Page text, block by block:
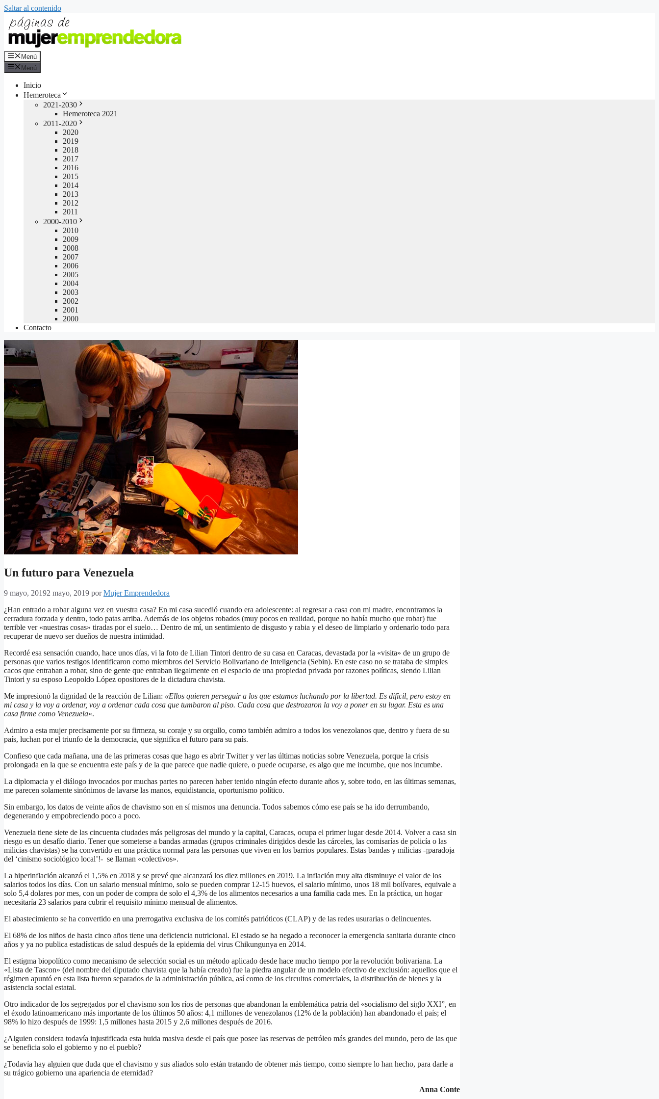
Saltar al contenido
Menú
Menú
Inicio
Hemeroteca
2021-2030
Hemeroteca 2021
2011-2020
2020
2019
2018
2017
2016
2015
2014
2013
2012
2011
2000-2010
2010
2009
2008
2007
2006
2005
2004
2003
2002
2001
2000
Contacto
Un futuro para Venezuela
9 mayo, 20192 mayo, 2019 porMujer Emprendedora
¿Han entrado a robar alguna vez en vuestra casa? En mi casa sucedió cuando era adolescente: al regresar a casa con mi madre, encontramos la
cerradura forzada y dentro, todo patas arriba. Además de los objetos robados (muy pocos en realidad, porque no había mucho que robar) fue
terrible ver «nuestras cosas» tiradas por el suelo… Dentro de mí, un sentimiento de disgusto y rabia y el deseo de limpiarlo y ordenarlo todo para
recuperar de nuevo ser dueños de nuestra intimidad.
Recordé esa sensación cuando, hace unos días, vi la foto de Lilian Tintori dentro de su casa en Caracas, devastada por la «visita» de un grupo de
personas que varios testigos identificaron como miembros del Servicio Bolivariano de Inteligencia (Sebin). En este caso no se trataba de simples
cacos que entraban a robar, sino de gente que entraban ilegalmente en el espacio de una propiedad privada por razones políticas, siendo Lilian
Tintori y su esposo Leopoldo López opositores de la dictadura chavista.
Me impresionó la dignidad de la reacción de Lilian: «Ellos quieren perseguir a los que estamos luchando por la libertad. Es difícil, pero estoy en
mi casa y la voy a ordenar, voy a ordenar cada cosa que tumbaron al piso. Cada cosa que destrozaron la voy a poner en su lugar. Esta es una
casa firme como Venezuela«.
Admiro a esta mujer precisamente por su firmeza, su coraje y su orgullo, como también admiro a todos los venezolanos que, dentro y fuera de su
país, luchan por el triunfo de la democracia, que significa el futuro para su país.
Confieso que cada mañana, una de las primeras cosas que hago es abrir Twitter y ver las últimas noticias sobre Venezuela, porque la crisis
prolongada en la que se encuentra este país y de la que parece que nadie quiere, o puede ocuparse, es algo que me incumbe, que nos incumbe.
La diplomacia y el diálogo invocados por muchas partes no parecen haber tenido ningún efecto durante años y, sobre todo, en las últimas semanas,
me parecen solamente sinónimos de lavarse las manos, equidistancia, oportunismo político.
Sin embargo, los datos de veinte años de chavismo son en sí mismos una denuncia. Todos sabemos cómo ese país se ha ido derrumbando,
degenerando y empobreciendo poco a poco.
Venezuela tiene siete de las cincuenta ciudades más peligrosas del mundo y la capital, Caracas, ocupa el primer lugar desde 2014. Volver a casa sin
riesgo es un desafío diario. Tener que someterse a bandas armadas (grupos criminales dirigidos desde las cárceles, las comisarías de policía o las
milicias chavistas) se ha convertido en una práctica normal para las personas que viven en los barrios populares. Estas bandas y milicias -¡paradoja
del ‘cinismo sociológico local’!- se llaman «colectivos».
La hiperinflación alcanzó el 1,5% en 2018 y se prevé que alcanzará los diez millones en 2019. La inflación muy alta disminuye el valor de los
salarios todos los días. Con un salario mensual mínimo, solo se pueden comprar 12-15 huevos, el salario mínimo, unos 18 mil bolívares, equivale a
solo 5,4 dolares por mes, con un poder de compra de solo el 4,3% de los alimentos necesarios a una familia cada mes. En la práctica, un hogar
necesitaría 23 salarios para cubrir el requisito mínimo mensual de alimentos.
El abastecimiento se ha convertido en una prerrogativa exclusiva de los comités patrióticos (CLAP) y de las redes usurarias o delincuentes.
El 68% de los niños de hasta cinco años tiene una deficiencia nutricional. El estado se ha negado a reconocer la emergencia sanitaria durante cinco
años y ya no publica estadísticas de salud después de la epidemia del virus Chikungunya en 2014.
El estigma biopolítico como mecanismo de selección social es un método aplicado desde hace mucho tiempo por la revolución bolivariana. La
«Lista de Tascon» (del nombre del diputado chavista que la había creado) fue la piedra angular de un modelo efectivo de exclusión: aquellos que el
régimen apuntó en esta lista fueron separados de la administración pública, así como de los circuitos comerciales, la distribución de bienes y la
asistencia social estatal.
Otro indicador de los segregados por el chavismo son los ríos de personas que abandonan la emblemática patria del «socialismo del siglo XXI”, en
el éxodo latinoamericano más importante de los últimos 50 años: 4,1 millones de venezolanos (12% de la población) han abandonado el país; el
98% lo hizo después de 1999: 1,5 millones hasta 2015 y 2,6 millones después de 2016.
¿Alguien considera todavía injustificada esta huida masiva desde el país que posee las reservas de petróleo más grandes del mundo, pero de las que
se beneficia solo el gobierno y no el pueblo?
¿Todavía hay alguien que duda que el chavismo y sus aliados solo están tratando de obtener más tiempo, como siempre lo han hecho, para darle a
su trágico gobierno una apariencia de eternidad?
Anna Conte